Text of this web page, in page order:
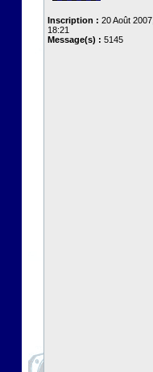
Inscription : 20 Août 2007,
18:21
Message(s) : 5145